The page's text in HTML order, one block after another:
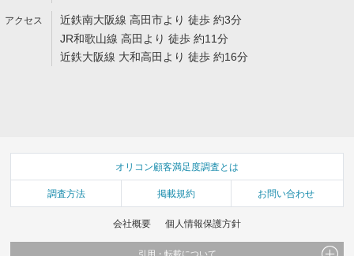
近鉄南大阪線 高田市より 徒歩 約3分
JR和歌山線 高田より 徒歩 約11分
近鉄大阪線 大和高田より 徒歩 約16分
オリコン顧客満足度調査とは
調査方法 掲載規約 お問い合わせ
会社概要 個人情報保護方針
引用・転載について